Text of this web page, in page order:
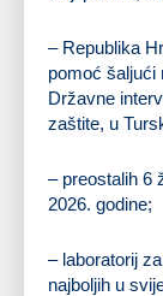
– Republika
pomoć šaljući
Državne
zaštite, u
– preostalih 6
2026. godine;
– laboratorij
najboljih u